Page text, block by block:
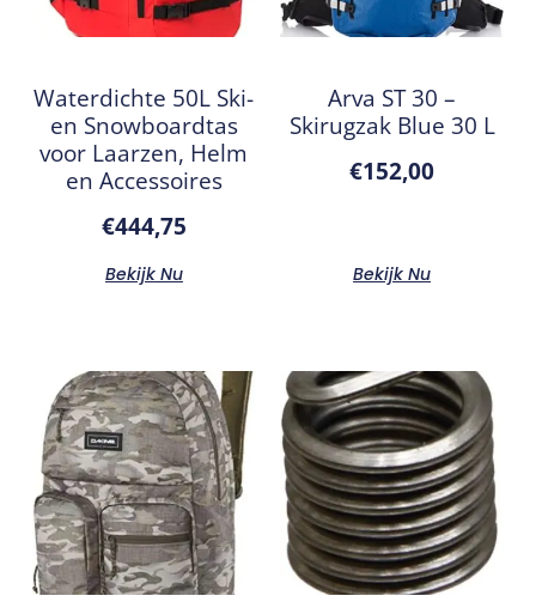
Waterdichte 50L Ski-
en Snowboardtas
voor Laarzen, Helm
en Accessoires
€444,75
Bekijk Nu
Arva ST 30 –
Skirugzak Blue 30 L
€152,00
Bekijk Nu